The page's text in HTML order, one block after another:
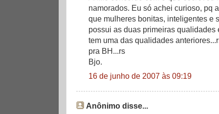
namorados. Eu só achei curioso, pq
que mulheres bonitas, inteligentes e
possui as duas primeiras qualidades
tem uma das qualidades
pra BH...rs
Bjo.
16 de junho de 2007 às 09:19
Anônimo disse...